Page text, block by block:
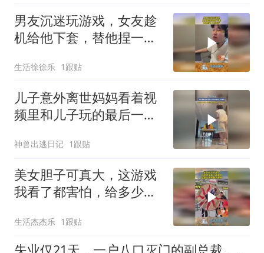
男友沉迷玩游戏，女友趁
机给他下套，替他捏一把
生活徐徐乐 1跟贴
儿子意外离世妈妈看着视
频里和儿子玩的最后一场
神兽出逃日记 1跟贴
美女胆子可真大，这游戏
我看了都害怕，给多少钱
生活杰杰乐 1跟贴